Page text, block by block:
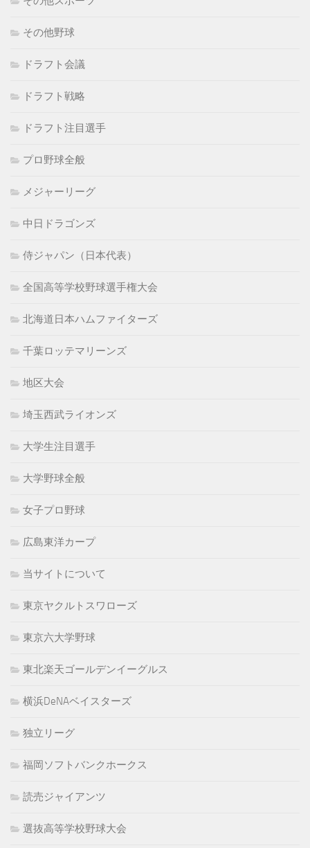
その他野球
ドラフト会議
ドラフト戦略
ドラフト注目選手
プロ野球全般
メジャーリーグ
中日ドラゴンズ
侍ジャパン（日本代表）
全国高等学校野球選手権大会
北海道日本ハムファイターズ
千葉ロッテマリーンズ
地区大会
埼玉西武ライオンズ
大学生注目選手
大学野球全般
女子プロ野球
広島東洋カープ
当サイトについて
東京ヤクルトスワローズ
東京六大学野球
東北楽天ゴールデンイーグルス
横浜DeNAベイスターズ
独立リーグ
福岡ソフトバンクホークス
読売ジャイアンツ
選抜高等学校野球大会